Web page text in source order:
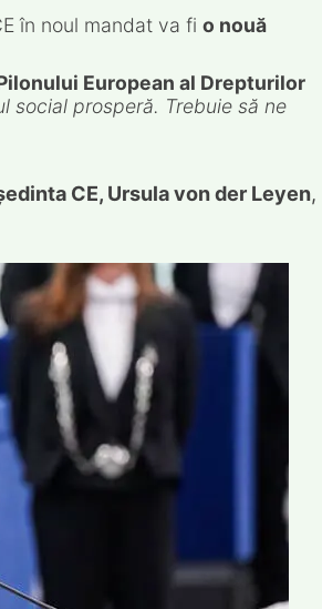
în noul mandat va fi o nouă
European al Drepturilor
social prosperă. Trebuie să ne
CE, Ursula von der Leyen,